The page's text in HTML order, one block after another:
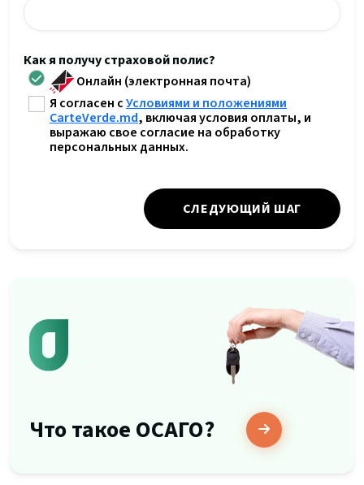
Как я получу страховой полис?
Онлайн (электронная почта)
Я согласен сУсловиями и положениями
CarteVerde.md, включая условия оплаты, и
выражаю свое согласие на обработку
персональных данных.
СЛЕДУЮЩИЙ ШАГ
Что такое ОСАГО?